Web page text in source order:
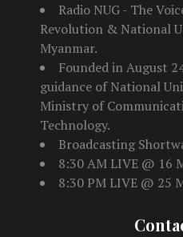
Radio NUG - The
Revolution & National
Myanmar.
Founded in August
guidance of National
Ministry of
Technology.
Broadcasting
8:30 AM LIVE @ 16
8:30 PM LIVE @ 25